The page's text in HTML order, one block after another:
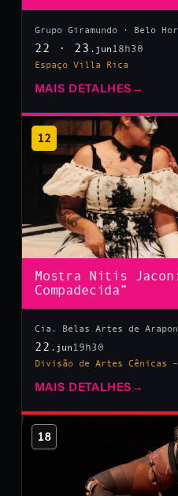
Grupo Giramundo · Belo
22 · 23 .jun 18h30
Espaço Villa Rica
MAIS DETALHES →
12
Mostra Nitis
Compadecida”
Cia. Belas Artes de
22 .jun 19h30
Divisão de Artes Cênicas –
MAIS DETALHES →
18